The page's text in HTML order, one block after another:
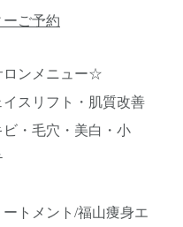
ご予約
ロンメニュー☆
イスリフト・肌質改善
・毛穴・美白・小
トメント/福山痩身エ